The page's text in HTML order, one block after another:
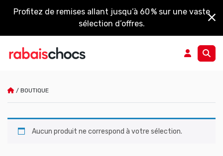
Profitez de remises allant jusqu’à 60 % sur une vaste
sélection d’offres.
/ BOUTIQUE
Boutique
Aucun produit ne correspond à votre sélection.